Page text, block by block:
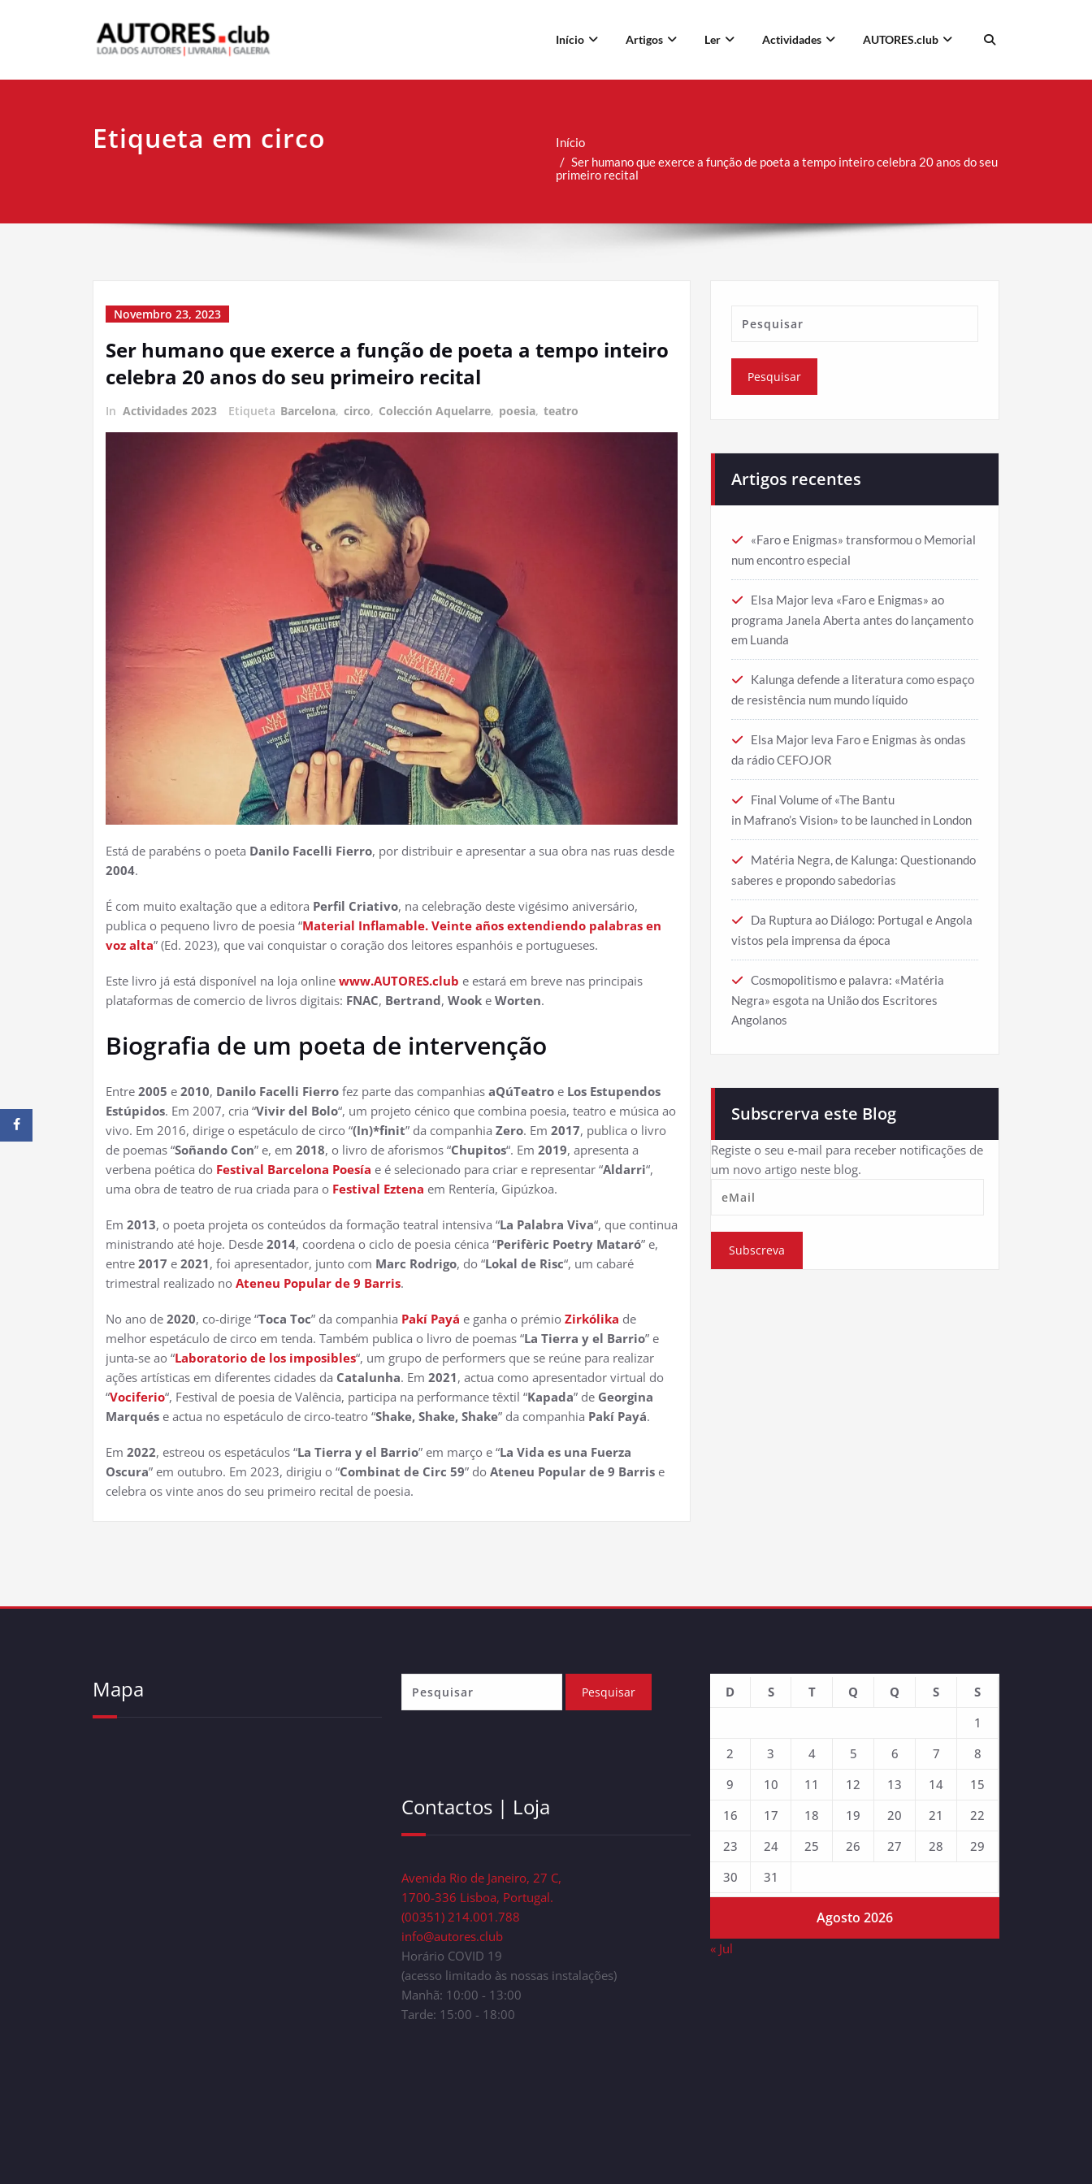
Início Artigos Ler Actividades AUTORES.club
Etiqueta em circo
Início
Ser humano que exerce a função de poeta a tempo inteiro celebra 20 anos do seu
primeiro recital
Novembro 23, 2023
Ser humano que exerce a função de poeta a tempo inteiro
celebra 20 anos do seu primeiro recital
In Actividades 2023 Etiqueta Barcelona, circo, Colección Aquelarre, poesia, teatro
Está de parabéns o poeta Danilo Facelli Fierro, por distribuir e apresentar a sua obra nas ruas desde
2004.
É com muito exaltação que a editora Perfil Criativo, na celebração deste vigésimo aniversário,
publica o pequeno livro de poesia “Material Inflamable. Veinte años extendiendo palabras en
voz alta” (Ed. 2023), que vai conquistar o coração dos leitores espanhóis e portugueses.
Este livro já está disponível na loja online www.AUTORES.club e estará em breve nas principais
plataformas de comercio de livros digitais: FNAC, Bertrand, Wook e Worten.
Biografia de um poeta de intervenção
Entre 2005 e 2010, Danilo Facelli Fierro fez parte das companhias aQúTeatro e Los Estupendos
Estúpidos. Em 2007, cria “Vivir del Bolo“, um projeto cénico que combina poesia, teatro e música ao
vivo. Em 2016, dirige o espetáculo de circo “(In)*finit” da companhia Zero. Em 2017, publica o livro
de poemas “Soñando Con” e, em 2018, o livro de aforismos “Chupitos“. Em 2019, apresenta a
verbena poética do Festival Barcelona Poesía e é selecionado para criar e representar “Aldarri“,
uma obra de teatro de rua criada para o Festival Eztena em Rentería, Gipúzkoa.
Em 2013, o poeta projeta os conteúdos da formação teatral intensiva “La Palabra Viva“, que continua
ministrando até hoje. Desde 2014, coordena o ciclo de poesia cénica “Perifèric Poetry Mataró” e,
entre 2017 e 2021, foi apresentador, junto com Marc Rodrigo, do “Lokal de Risc“, um cabaré
trimestral realizado no Ateneu Popular de 9 Barris.
No ano de 2020, co-dirige “Toca Toc” da companhia Pakí Payá e ganha o prémio Zirkólika de
melhor espetáculo de circo em tenda. Também publica o livro de poemas “La Tierra y el Barrio” e
junta-se ao “Laboratorio de los imposibles“, um grupo de performers que se reúne para realizar
ações artísticas em diferentes cidades da Catalunha. Em 2021, actua como apresentador virtual do
“Vociferio“, Festival de poesia de Valência, participa na performance têxtil “Kapada” de Georgina
Marqués e actua no espetáculo de circo-teatro “Shake, Shake, Shake” da companhia Pakí Payá.
Em 2022, estreou os espetáculos “La Tierra y el Barrio” em março e “La Vida es una Fuerza
Oscura” em outubro. Em 2023, dirigiu o “Combinat de Circ 59” do Ateneu Popular de 9 Barris e
celebra os vinte anos do seu primeiro recital de poesia.
Artigos recentes
«Faro e Enigmas» transformou o Memorial
num encontro especial
Elsa Major leva «Faro e Enigmas» ao
programa Janela Aberta antes do lançamento
em Luanda
Kalunga defende a literatura como espaço
de resistência num mundo líquido
Elsa Major leva Faro e Enigmas às ondas
da rádio CEFOJOR
Final Volume of «The Bantu
in Mafrano’s Vision» to be launched in London
Matéria Negra, de Kalunga: Questionando
saberes e propondo sabedorias
Da Ruptura ao Diálogo: Portugal e Angola
vistos pela imprensa da época
Cosmopolitismo e palavra: «Matéria
Negra» esgota na União dos Escritores
Angolanos
Subscrerva este Blog
Registe o seu e-mail para receber notificações de
um novo artigo neste blog.
Subscreva
Mapa
Contactos | Loja
Avenida Rio de Janeiro, 27 C,
1700-336 Lisboa, Portugal.
(00351) 214.001.788
info@autores.club
Horário COVID 19
(acesso limitado às nossas instalações)
Manhã: 10:00 - 13:00
Tarde: 15:00 - 18:00
Agosto 2026
D S T Q Q S
S
1
2
3 4 5 6 7
8
9
10 11 12 13 14
15
16
17 18 19 20 21
22
23
24 25 26 27 28
29
30
31
« Jul